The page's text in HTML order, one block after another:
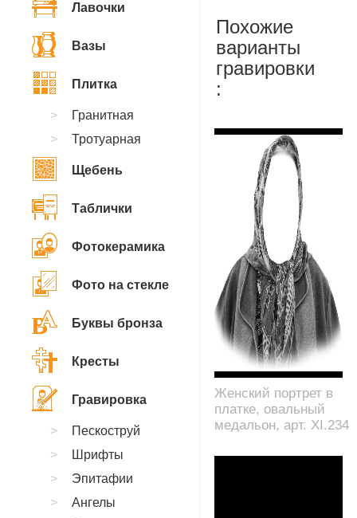
Похожие
варианты
гравировки
:
Женский портрет в
платке, овальный
медальон, арт. XI.234
Лавочки
Вазы
Плитка
Гранитная
Тротуарная
Щебень
Таблички
Фотокерамика
Фото на стекле
Буквы бронза
Кресты
Гравировка
Пескоструй
Шрифты
Эпитафии
Ангелы